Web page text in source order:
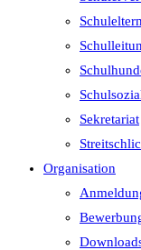
Sekretariat
Organisation